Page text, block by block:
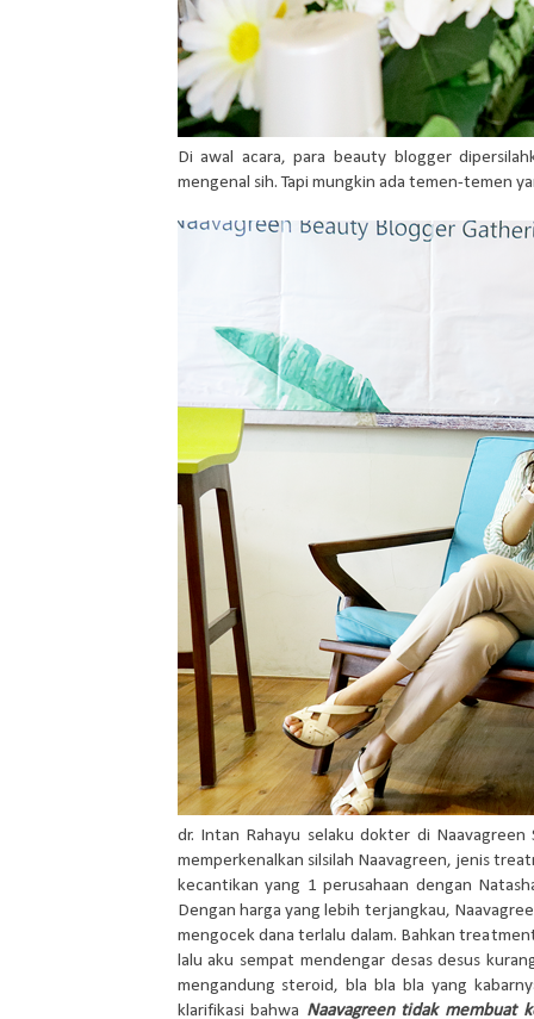
Di awal acara, para beauty blogger
mengenal sih. Tapi mungkin ada temen-temen
dr. Intan Rahayu selaku dokter di Naavagreen
memperkenalkan silsilah Naavagreen, jenis
kecantikan yang 1 perusahaan dengan
Dengan harga yang lebih terjangkau,
mengocek dana terlalu dalam. Bahkan
lalu aku sempat mendengar desas desus
mengandung steroid, bla bla bla yang
klarifikasi bahwa Naavagreen tidak membuat